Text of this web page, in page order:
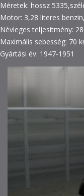
Méretek: hossz
Motor: 3,28 literes
Névleges teljesítmény:
Maximális sebesség: 70
Gyártási év: 1947-1951